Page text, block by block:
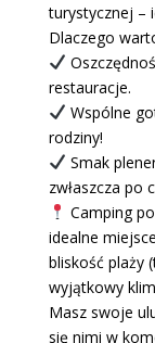
turystycznej –
Dlaczego
restauracje.
Wspólne
rodziny!
Smak
zwłaszcza po
Camping
idealne
bliskość plaży
wyjątkowy
Masz swoje
się nimi w